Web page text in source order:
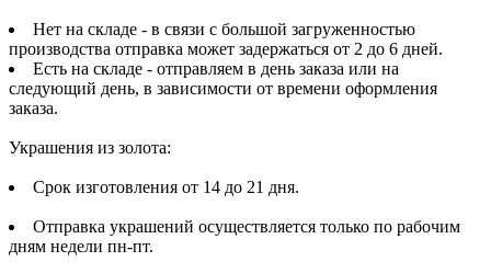
Нет на складе - в связи с большой загруженностью
производства отправка может задержаться от 2 до 6 дней.
Есть на складе - отправляем в день заказа или на
следующий день, в зависимости от времени оформления
заказа.
Украшения из золота:
Срок изготовления от 14 до 21 дня.
Отправка украшений осуществляется только по рабочим
дням недели пн-пт.